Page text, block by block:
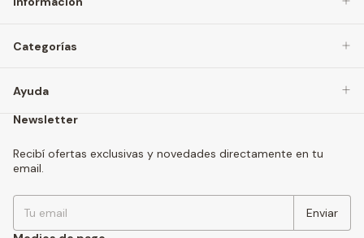
Categorías
Ayuda
Newsletter
Recibí ofertas exclusivas y novedades directamente en tu
email.